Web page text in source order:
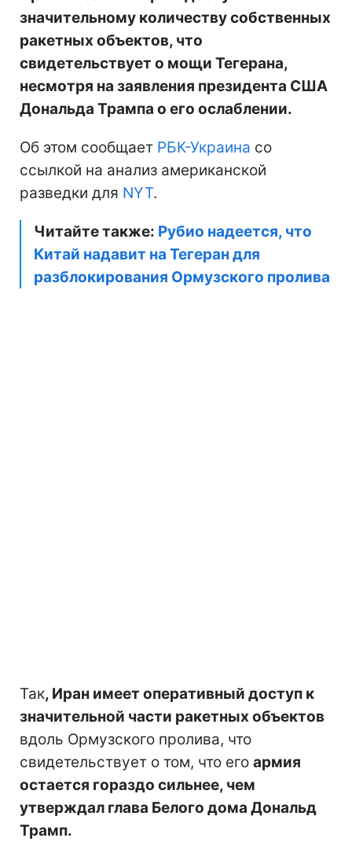
значительному количеству собственных
ракетных объектов, что
свидетельствует о мощи Тегерана,
несмотря на заявления президента США
Дональда Трампа о его ослаблении.
Об этом сообщает РБК-Украина со
ссылкой на анализ американской
разведки для NYT.
Читайте также: Рубио надеется, что
Китай надавит на Тегеран для
разблокирования Ормузского пролива
Так, Иран имеет оперативный доступ к
значительной части ракетных объектов
вдоль Ормузского пролива, что
свидетельствует о том, что его армия
остается гораздо сильнее, чем
утверждал глава Белого дома Дональд
Трамп.